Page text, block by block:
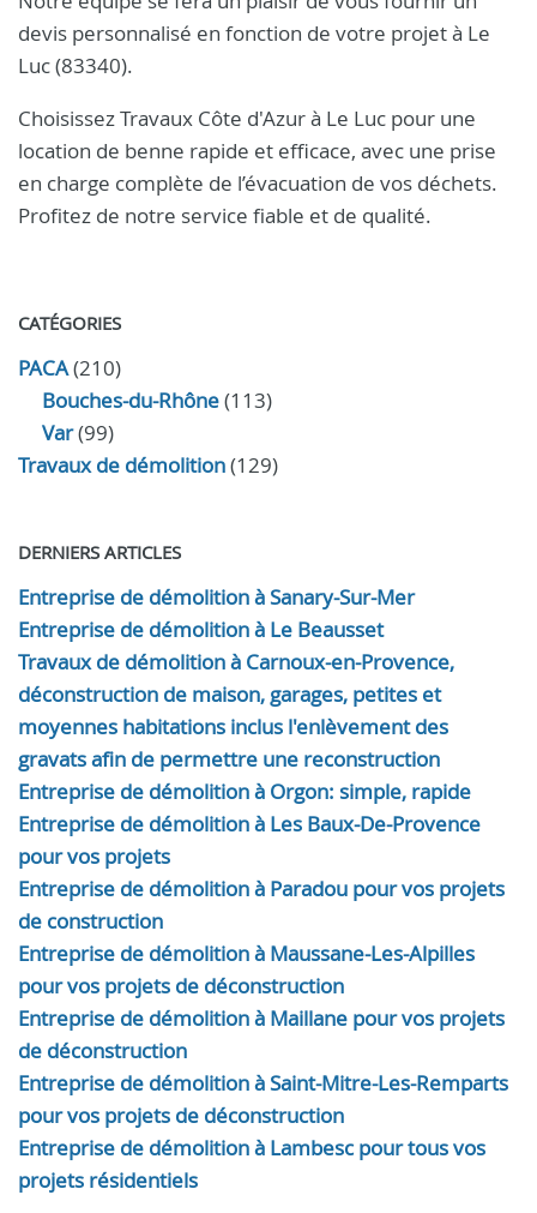
devis personnalisé en fonction de votre projet à Le
Luc (83340).
Choisissez Travaux Côte d'Azur à Le Luc pour une
location de benne rapide et efficace, avec une prise
en charge complète de l’évacuation de vos déchets.
Profitez de notre service fiable et de qualité.
CATÉGORIES
PACA(210)
Bouches-du-Rhône(113)
Var(99)
Travaux de démolition(129)
DERNIERS ARTICLES
Entreprise de démolition à Sanary-Sur-Mer
Entreprise de démolition à Le Beausset
Travaux de démolition à Carnoux-en-Provence,
déconstruction de maison, garages, petites et
moyennes habitations inclus l'enlèvement des
gravats afin de permettre une reconstruction
Entreprise de démolition à Orgon: simple, rapide
Entreprise de démolition à Les Baux-De-Provence
pour vos projets
Entreprise de démolition à Paradou pour vos projets
de construction
Entreprise de démolition à Maussane-Les-Alpilles
pour vos projets de déconstruction
Entreprise de démolition à Maillane pour vos projets
de déconstruction
Entreprise de démolition à Saint-Mitre-Les-Remparts
pour vos projets de déconstruction
Entreprise de démolition à Lambesc pour tous vos
projets résidentiels